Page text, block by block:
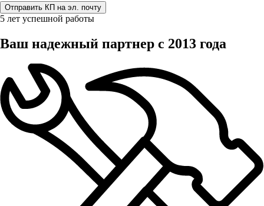
5 лет успешной работы
Ваш надежный партнер с 2013 года